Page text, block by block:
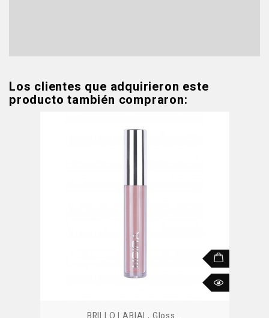
Los clientes que adquirieron este
producto también compraron: